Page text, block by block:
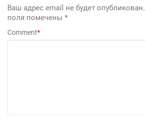
Ваш адрес email не будет опубликован.
поля помечены *
Comment*